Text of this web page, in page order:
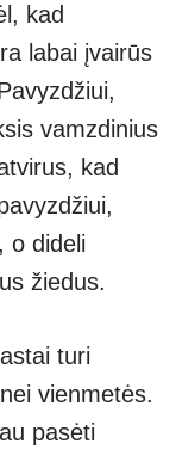
kad
labai įvairūs
vamzdinius
kad
o dideli
žiedus.
turi
vienmetės.
pasėti